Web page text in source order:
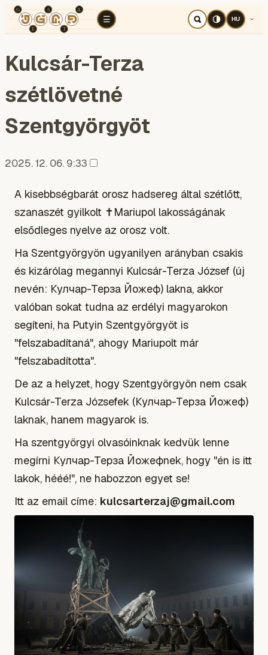
☰
TÉR KOGNITÍV HÁBORÚ
HU
Kulcsár-Terza
szétlövetné
Szentgyörgyöt
2025. 12. 06. 9:33
A kisebbségbarát orosz hadsereg által szétlőtt,
szanaszét gyilkolt ✝Mariupol lakosságának
elsődleges nyelve az orosz volt.
Ha Szentgyörgyön ugyanilyen arányban csakis
és kizárólag megannyi Kulcsár-Terza József (új
nevén: Кулчар-Терза Йожеф) lakna, akkor
valóban sokat tudna az erdélyi magyarokon
segíteni, ha Putyin Szentgyörgyöt is
"felszabadítaná", ahogy Mariupolt már
"felszabadította".
De az a helyzet, hogy Szentgyörgyön nem csak
Kulcsár-Terza Józsefek (Кулчар-Терза Йожеф)
laknak, hanem magyarok is.
Ha szentgyörgyi olvasóinknak kedvük lenne
megírni Кулчар-Терза Йожефnek, hogy "én is itt
lakok, hééé!", ne habozzon egyet se!
Itt az email címe: kulcsarterzaj@gmail.com